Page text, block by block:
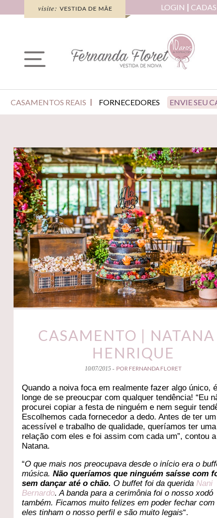
LOGIN
CASAMENTOS REAIS FORNECEDORES ENVIE SEU
CASAMENTO |
HENRIQUE
10/07/2015 - POR FERNANDA FLORET
Quando a noiva foca em realmente fazer algo único,
longe de se preoucpar com qualquer tendência! “Eu
procurei copiar a festa de ninguém e nem seguir
Escolhemos cada fornecedor a dedo. Antes de ter
acessível e trabalho de qualidade, queríamos ter
relação com eles e foi assim com cada um”, contou a
Natana.
“O que mais nos preocupava desde o início era o
música.Não queríamos que ninguém saísse com
sem dançar até o chão. O buffet foi da queridaNani
Bernardo. A banda para a cerimônia foi o nosso xodó
também. Ficamos muito felizes em poder fechar com
eles tinham o nosso perfil e são muito legais“.